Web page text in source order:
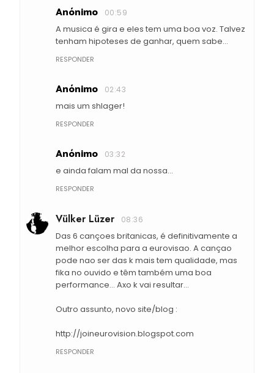
Anónimo 00:59
A musica é gira e eles tem uma boa voz. Talvez
tenham hipoteses de ganhar, quem sabe...
RESPONDER
Anónimo 02:43
mais um shlager!
RESPONDER
Anónimo 03:32
e ainda falam mal da nossa...
RESPONDER
Vülker Lüzer 08:36
Das 6 cançoes britanicas, é definitivamente a
melhor escolha para a eurovisao. A cançao
pode nao ser das k mais tem qualidade, mas
fika no ouvido e têm também uma boa
performance... Axo k vai resultar...
Outro assunto, novo site/blog :
http://joineurovision.blogspot.com
RESPONDER